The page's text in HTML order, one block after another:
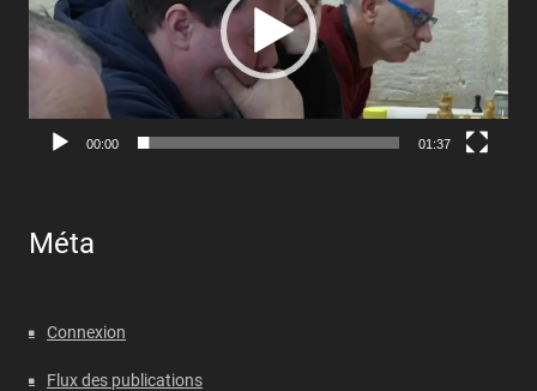
00:00 01:37
Méta
Connexion
Flux des publications